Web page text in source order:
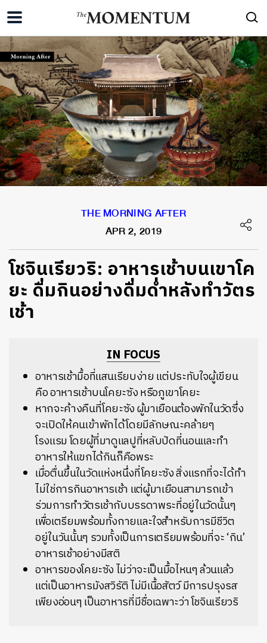
THE MORNING AFTER
APR 2, 2019
โชจินเรียวริ: อาหารเช้าบนเขาโค
ยะ ดื่มกินอย่างดื่มด่ำหลังทำวัตร
เช้า
IN FOCUS
อาหารเช้ามื้อที่แสนเรียบง่าย แต่ประทับใจผู้เขียน
คือ อาหารเช้าบนโคยะซัง หรือภูเขาโคยะ
หากจะค้างคืนที่โคยะซัง ผู้มาเยือนต้องพักในวัดซึ่ง
จะเปิดให้คนเข้าพักได้โดยมีลักษณะคล้ายๆ
โรงแรม โดยผู้ที่มาดูแลปูที่หลับปัดที่นอนและทำ
อาหารให้แขกได้กินก็คือพระ
เมื่อตื่นขึ้นในวัดแห่งหนึ่งที่โคยะซัง สิ่งแรกที่จะได้ทำ
ไม่ใช่การกินอาหารเช้า แต่ผู้มาเยือนสามารถเข้า
ร่วมการทำวัตรเช้ากับบรรดาพระที่อยู่ในวัดนั้นๆ
เพื่อเตรียมพร้อมทั้งกายและใจสำหรับการมีชีวิต
อยู่ในวันนั้นๆ รวมทั้งเป็นการเตรียมพร้อมที่จะ ‘กิน’
อาหารเช้าอย่างมีสติ
อาหารของโคยะซัง ไม่ว่าจะเป็นมื้อไหนๆ ล้วนแล้ว
แต่เป็นอาหารมังสวิรัติ ไม่มีเนื้อสัตว์ มีการปรุงรส
เพียงอ่อนๆ เป็นอาหารที่มีชื่อเฉพาะว่า โชจินเรียวริ